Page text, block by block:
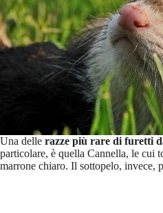
Una delle razze più rare di furetti
particolare, è quella Cannella, le cui
marrone chiaro. Il sottopelo, invece,